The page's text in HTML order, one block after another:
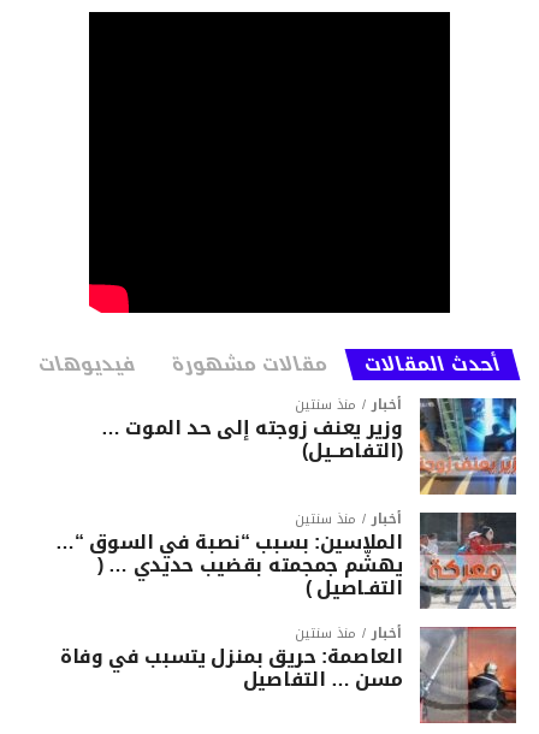
أحدث المقالات مقالات مشهورة فيديوهات
أخبار منذ سنتين
وزير يعنف زوجته إلى حد الموت …
(التفاصــيل)
أخبار منذ سنتين
الملاسين: بسبب “نصبة في السوق “…
يهشّم جمجمته بقضيب حديدي … (
التفـاصيل )
أخبار منذ سنتين
العاصمة: حريق بمنزل يتسبب في وفاة
مسن … التفاصيل